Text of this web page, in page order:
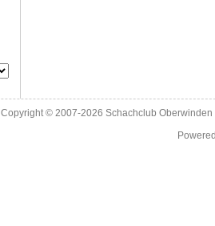
Copyright © 2007-2026Schachclub Oberwinden